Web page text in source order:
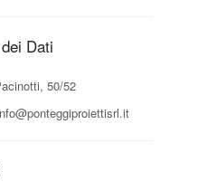
Dati
50/52